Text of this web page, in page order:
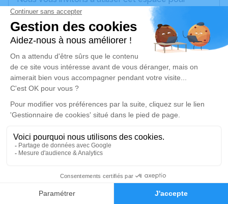
Faire-part Hommages
laisser vos condoléances, partager des photos
souvenirs, une anecdote ou exprimer vos pensées
à travers des poèmes ou des textes. Cet endroit
est un lieu d'expression dédié à honorer la
mémoire de Valentina PETOZZI.
Un service de plantation d’arbre hommage est
disponible ici.
Je rends hommage
Cérémonie religieuse
Église Saint-Saturnin d'Arnas
Route de Longsard